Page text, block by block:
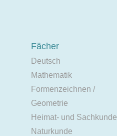
Fächer
Deutsch
Mathematik
Formenzeichnen /
Geometrie
Heimat- und Sachkunde
Naturkunde